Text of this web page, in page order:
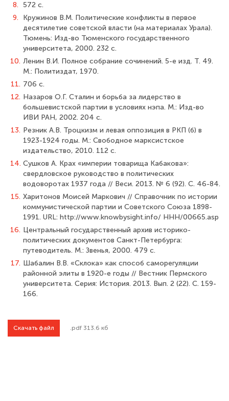
8. 572 с.
9.
Кружинов В.М. Политические конфликты в первое
десятилетие совет­ской власти (на материалах Урала).
Тюмень: Изд-во Тюменского государственного
университета, 2000. 232 с.
10. Ленин В.И. Полное собрание сочинений. 5-е изд. Т. 49.
М.: Политиздат, 1970.
11. 706 с.
12. Назаров О.Г. Сталин и борьба за лидерство в
большевистской партии в усло­виях нэпа. М.: Изд-во
ИВИ РАН, 2002. 204 с.
13. Резник А.В. Троцкизм и левая оппозиция в РКП (б) в
1923-1924 годы. М.: Свободное марксистское
издательство, 2010. 112 с.
14. Сушков А. Крах «империи товарища Кабакова»:
свердловское руководство в политических
водоворотах 1937 года // Веси. 2013. № 6 (92). С. 46-84.
15. Харитонов Моисей Маркович // Справочник по истории
коммунистиче­ской партии и Советского Союза 1898-
1991. URL: http://www.knowbysight.info/ HHH/00665.asp
16. Центральный государственный архив историко-
политических документов Санкт-Петербурга:
путеводитель. М.: Звенья, 2000. 479 с.
17. Шабалин В.В. «Склока» как способ саморегуляции
районной элиты в 1920-е годы // Вестник Пермского
университета. Серия: История. 2013. Вып. 2 (22). С. 159-
166.
Скачать файл .pdf 313.6 кб